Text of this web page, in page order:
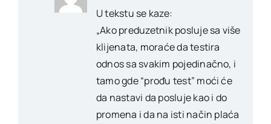
U tekstu se kaze:
„Ako preduzetnik posluje sa više
klijenata, moraće da testira
odnos sa svakim pojedinačno, i
tamo gde “prođu test” moći će
da nastavi da posluje kao i do
promena i da na isti način plaća